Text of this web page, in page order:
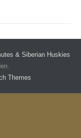
& Siberian Huskies
Themes